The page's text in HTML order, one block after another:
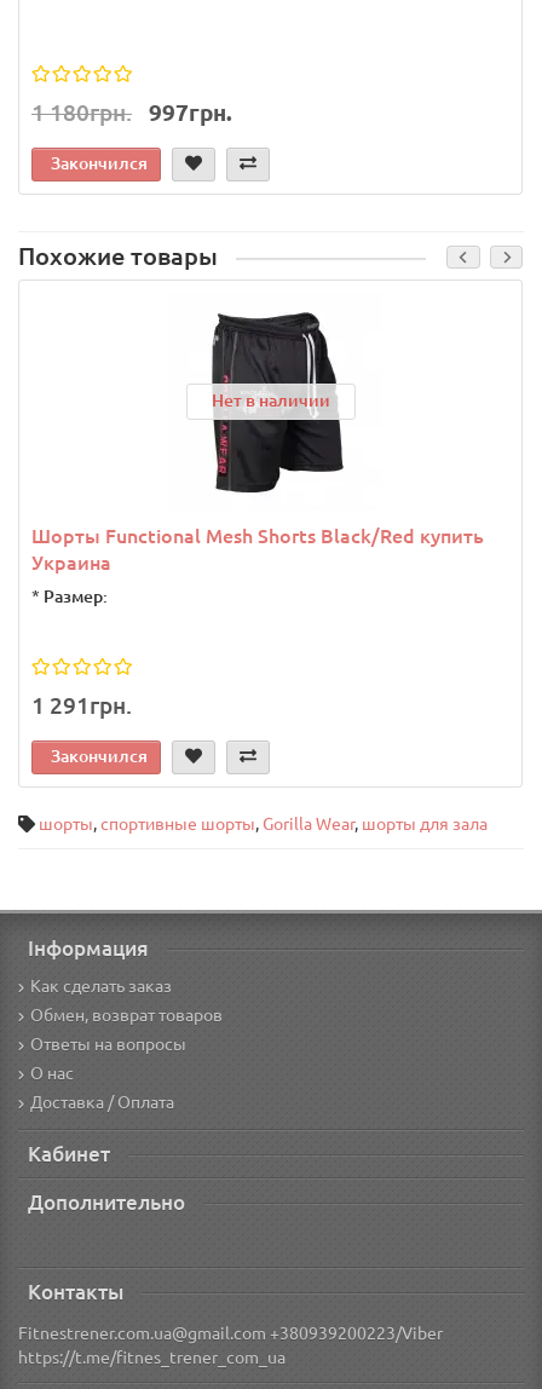
1 180грн. 997грн.
Закончился
Похожие товары
Нет в наличии
Шорты Functional Mesh Shorts Black/Red купить
Украина
* Размер:
1 291грн.
Закончился
шорты,спортивные шорты, Gorilla Wear, шорты для зала
Інформация
Как сделать заказ
Обмен, возврат товаров
Ответы на вопросы
О нас
Доставка / Оплата
Кабинет
Дополнительно
Контакты
Fitnestrener.com.ua@gmail.com +380939200223/Viber
https://t.me/fitnes_trener_com_ua